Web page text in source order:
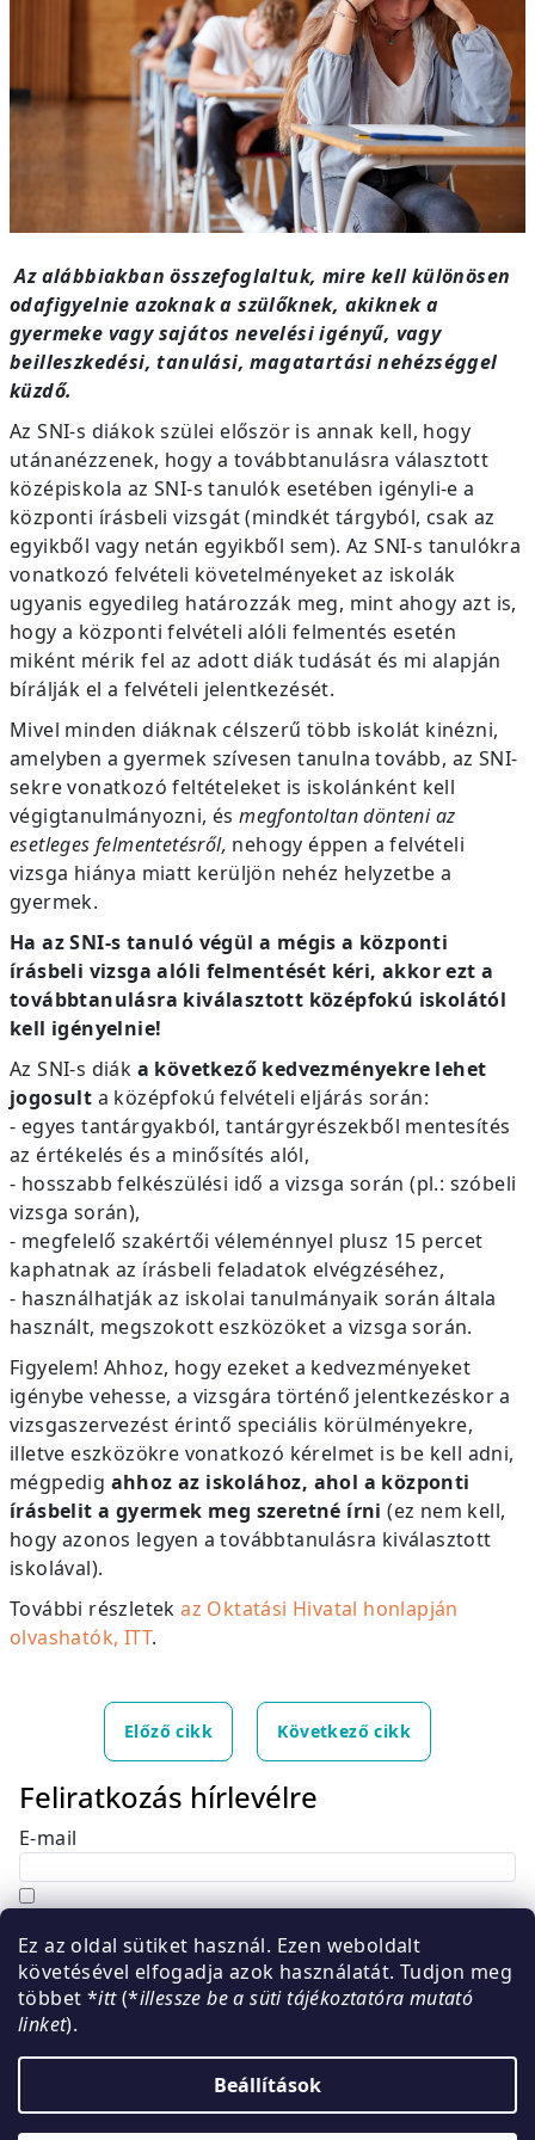
Ez az oldal sütiket használ. Ezen weboldalt
követésével elfogadja azok használatát. Tudjon meg
többet *itt(*illessze be a süti tájékoztatóra mutató
linket).
Beállítások
Az alábbiakban összefoglaltuk, mire kell különösen
odafigyelnie azoknak a szülőknek, akiknek a
gyermeke vagy sajátos nevelési igényű, vagy
beilleszkedési, tanulási, magatartási nehézséggel
küzdő.
Az SNI-s diákok szülei először is annak kell, hogy
utánanézzenek, hogy a továbbtanulásra választott
középiskola az SNI-s tanulók esetében igényli-e a
központi írásbeli vizsgát (mindkét tárgyból, csak az
egyikből vagy netán egyikből sem). Az SNI-s tanulókra
vonatkozó felvételi követelményeket az iskolák
ugyanis egyedileg határozzák meg, mint ahogy azt is,
hogy a központi felvételi alóli felmentés esetén
miként mérik fel az adott diák tudását és mi alapján
bírálják el a felvételi jelentkezését.
Mivel minden diáknak célszerű több iskolát kinézni,
amelyben a gyermek szívesen tanulna tovább, az SNI-
sekre vonatkozó feltételeket is iskolánként kell
végigtanulmányozni, ésmegfontoltan dönteni az
esetleges felmentetésről, nehogy éppen a felvételi
vizsga hiánya miatt kerüljön nehéz helyzetbe a
gyermek.
Ha az SNI-s tanuló végül a mégis a központi
írásbeli vizsga alóli felmentését kéri, akkor ezt a
továbbtanulásra kiválasztott középfokú iskolától
kell igényelnie!
Az SNI-s diák a következő kedvezményekre lehet
jogosult a középfokú felvételi eljárás során:
- egyes tantárgyakból, tantárgyrészekből mentesítés
az értékelés és a minősítés alól,
- hosszabb felkészülési idő a vizsga során (pl.: szóbeli
vizsga során),
- megfelelő szakértői véleménnyel plusz 15 percet
kaphatnak az írásbeli feladatok elvégzéséhez,
- használhatják az iskolai tanulmányaik során általa
használt, megszokott eszközöket a vizsga során.
Figyelem! Ahhoz, hogy ezeket a kedvezményeket
igénybe vehesse, a vizsgára történő jelentkezéskor a
vizsgaszervezést érintő speciális körülményekre,
illetve eszközökre vonatkozó kérelmet is be kell adni,
mégpedig ahhoz az iskolához, ahol a központi
írásbelit a gyermek meg szeretné írni (ez nem kell,
hogy azonos legyen a továbbtanulásra kiválasztott
iskolával).
További részletekaz Oktatási Hivatal honlapján
olvashatók, ITT.
Előző cikk Következő cikk
Feliratkozás hírlevélre
E-mail
nevem és e-mail címem felhasználásával a(z)
neverészemre e-mail útján hírleveleket, ajánlatokat
küldjön. Kijelentem, hogy azadatkezelési tájékoztatót
elolvastam. Megértettem, hogy a hozzájárulásom
bármikor visszavonhatom.